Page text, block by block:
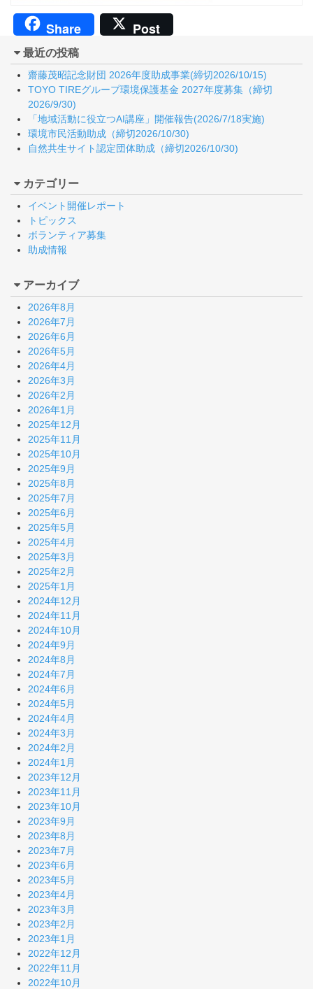
Share Post
最近の投稿
齋藤茂昭記念財団 2026年度助成事業(締切2026/10/15)
TOYO TIREグループ環境保護基金 2027年度募集（締切
2026/9/30)
「地域活動に役立つAI講座」開催報告(2026/7/18実施)
環境市民活動助成（締切2026/10/30)
自然共生サイト認定団体助成（締切2026/10/30)
カテゴリー
イベント開催レポート
トピックス
ボランティア募集
助成情報
アーカイブ
2026年8月
2026年7月
2026年6月
2026年5月
2026年4月
2026年3月
2026年2月
2026年1月
2025年12月
2025年11月
2025年10月
2025年9月
2025年8月
2025年7月
2025年6月
2025年5月
2025年4月
2025年3月
2025年2月
2025年1月
2024年12月
2024年11月
2024年10月
2024年9月
2024年8月
2024年7月
2024年6月
2024年5月
2024年4月
2024年3月
2024年2月
2024年1月
2023年12月
2023年11月
2023年10月
2023年9月
2023年8月
2023年7月
2023年6月
2023年5月
2023年4月
2023年3月
2023年2月
2023年1月
2022年12月
2022年11月
2022年10月